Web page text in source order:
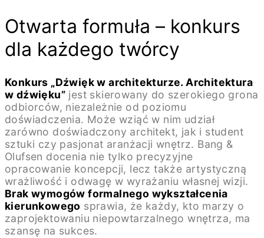
Otwarta formuła – konkurs
dla każdego twórcy
Konkurs „Dźwięk w architekturze. Architektura
w dźwięku” jest skierowany do szerokiego grona
odbiorców, niezależnie od poziomu
doświadczenia. Może wziąć w nim udział
zarówno doświadczony architekt, jak i student
sztuki czy pasjonat aranżacji wnętrz. Bang &
Olufsen docenia nie tylko precyzyjne
opracowanie koncepcji, lecz także artystyczną
wrażliwość i odwagę w wyrażaniu własnej wizji.
Brak wymogów formalnego wykształcenia
kierunkowego sprawia, że każdy, kto marzy o
zaprojektowaniu niepowtarzalnego wnętrza, ma
szansę na sukces.